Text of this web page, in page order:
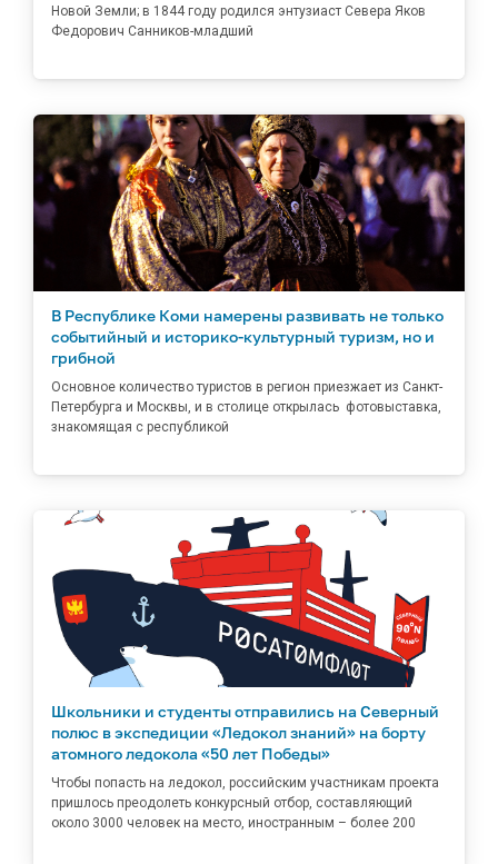
Новой Земли; в 1844 году родился энтузиаст Севера Яков
Федорович Санников-младший
В Республике Коми намерены развивать не только
событийный и историко-культурный туризм, но и
грибной
Основное количество туристов в регион приезжает из Санкт-
Петербурга и Москвы, и в столице открылась фотовыставка,
знакомящая с республикой
Школьники и студенты отправились на Северный
полюс в экспедиции «Ледокол знаний» на борту
атомного ледокола «50 лет Победы»
Чтобы попасть на ледокол, российским участникам проекта
пришлось преодолеть конкурсный отбор, составляющий
около 3000 человек на место, иностранным – более 200